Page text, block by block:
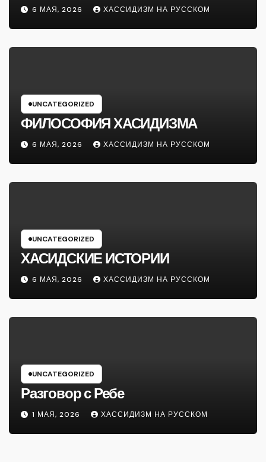
6 МАЯ, 2026 ХАССИДИЗМ НА РУССКОМ
UNCATEGORIZED
ФИЛОСОФИЯ ХАСИДИЗМА
6 МАЯ, 2026 ХАССИДИЗМ НА РУССКОМ
UNCATEGORIZED
ХАСИДСКИЕ ИСТОРИИ
6 МАЯ, 2026 ХАССИДИЗМ НА РУССКОМ
UNCATEGORIZED
Разговор с Ребе
1 МАЯ, 2026 ХАССИДИЗМ НА РУССКОМ